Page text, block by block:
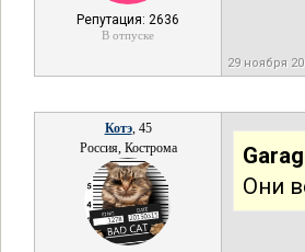
Репутация: 2636
В отпуске
29 ноября
Котэ, 45
Россия, Кострома
Они